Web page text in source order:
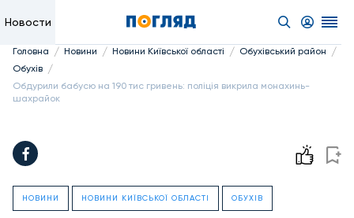
Новости
Головна / Новини / Новини Київської області / Обухівський район /
Обухів /
Обдурили бабусю на 190 тис гривень: поліція викрила монахинь-
шахрайок
НОВИНИ НОВИНИ КИЇВСЬКОЇ ОБЛАСТІ ОБУХІВ